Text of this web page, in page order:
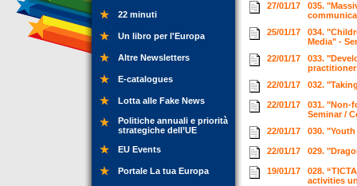
22 minuti
Un libro per l'Europa
Altre Newsletters
E-catalogues
Lotta alle Fake News
Politiche annuali e priorità
strategiche dell’UE
EU Events
Portale La tua Europa
27/01/17
035.
25/01/17
034.
Media" -
22/01/17
033.
22/01/17
032.
22/01/17
031. "Non-
Seminar /
22/01/17
030.
22/01/17 029.
19/01/17
028.
activities